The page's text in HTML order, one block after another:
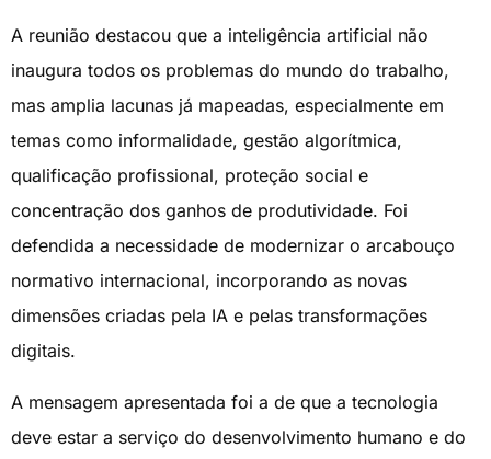
A reunião destacou que a inteligência artificial não
inaugura todos os problemas do mundo do trabalho,
mas amplia lacunas já mapeadas, especialmente em
temas como informalidade, gestão algorítmica,
qualificação profissional, proteção social e
concentração dos ganhos de produtividade. Foi
defendida a necessidade de modernizar o arcabouço
normativo internacional, incorporando as novas
dimensões criadas pela IA e pelas transformações
digitais.
A mensagem apresentada foi a de que a tecnologia
deve estar a serviço do desenvolvimento humano e do